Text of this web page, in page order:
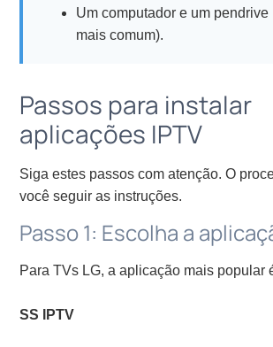
Um computador e um
mais comum).
Passos para instalar
aplicações IPTV
Siga estes passos com atenção. O
você seguir as instruções.
Passo 1: Escolha a
Para TVs LG, a aplicação mais popular
SS IPTV